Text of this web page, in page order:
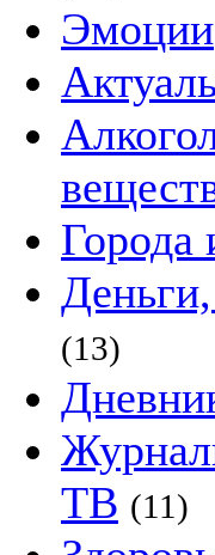
Эмоции
Города
(13)
ТВ (11)